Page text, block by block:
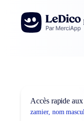
Aller au contenu
Accès rapide
zamier, nom